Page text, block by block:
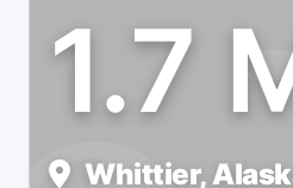
1.7
Whittier,